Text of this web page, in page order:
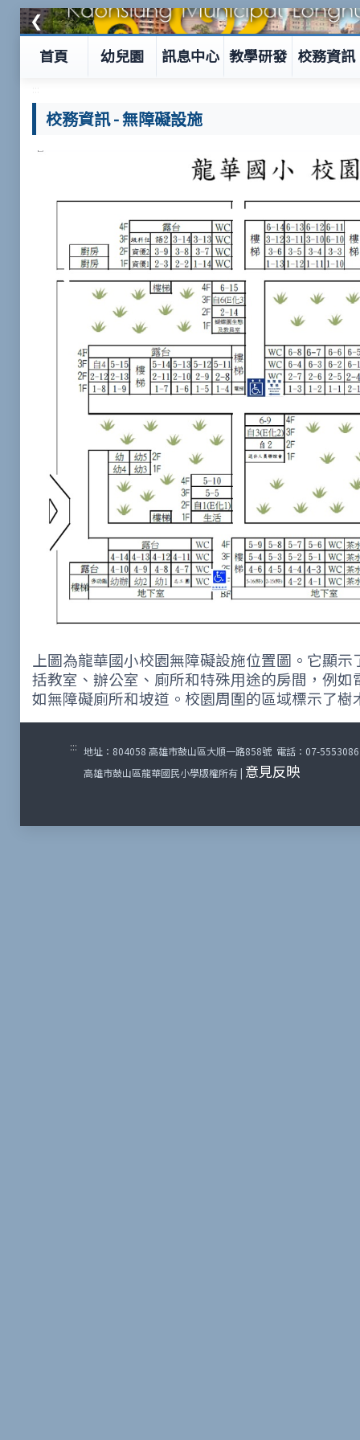
❮
首頁 幼兒園 訊息中心 教學研發 校務資訊
校務資訊-無障礙設施
上圖為龍華國小校園無障礙設施位置圖。它顯
括教室、辦公室、廁所和特殊用途的房間，例
如無障礙廁所和坡道。校園周圍的區域標示了
::: 地址：804058 高雄市鼓山區大順一路858號 電話：07-
高雄市鼓山區龍華國民小學版權所有 | 意見反映